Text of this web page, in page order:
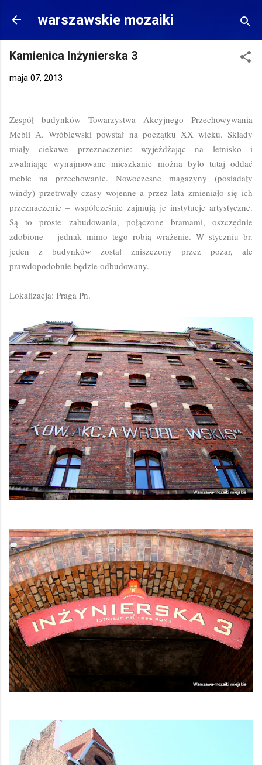
Przejdź do głównej zawartości
warszawskie mozaiki
Kamienica Inżynierska 3
maja 07, 2013
Zespół budynków Towarzystwa Akcyjnego Przechowywania
Mebli A. Wróblewski powstał na początku XX wieku. Składy
miały ciekawe przeznaczenie: wyjeżdżając na letnisko i
zwalniając wynajmowane mieszkanie można było tutaj oddać
meble na przechowanie. Nowoczesne magazyny (posiadały
windy) przetrwały czasy wojenne a przez lata zmieniało się ich
przeznaczenie – współcześnie zajmują je instytucje artystyczne.
Są to proste zabudowania, połączone bramami, oszczędnie
zdobione – jednak mimo tego robią wrażenie. W styczniu br.
jeden z budynków został zniszczony przez pożar, ale
prawdopodobnie będzie odbudowany.
Lokalizacja: Praga Pn.